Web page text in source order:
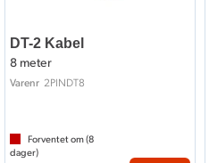
DT-2 Kabel
8 meter
Varenr 2PINDT8
Forventet om (8
dager)